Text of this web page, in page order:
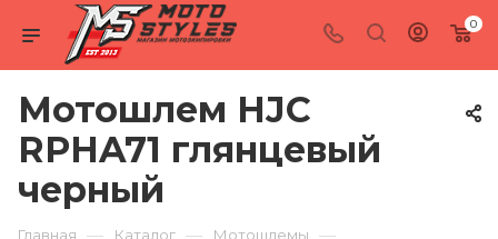
0
Мотошлем HJC
RPHA71 глянцевый
черный
Главная Каталог Мотошлемы